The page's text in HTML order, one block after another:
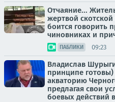
Отчаяние...
жертвой
боится говорить
чиновниках и
ПАБЛИКИ 09:23
Владислав
принципе
акваторию
предлагая свои
боевых действий